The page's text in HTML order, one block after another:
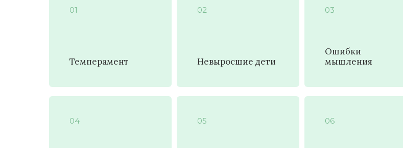
01
Темперамент
02
Невыросшие дети
03
Ошибки
мышления
04 05 06